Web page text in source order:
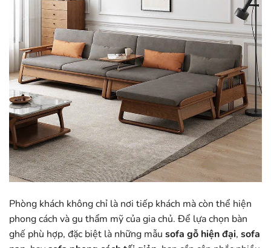
Phòng khách không chỉ là nơi tiếp khách mà còn thể hiện
phong cách và gu thẩm mỹ của gia chủ. Để lựa chọn bàn
ghế phù hợp, đặc biệt là những mẫu sofa gỗ hiện đại, sofa